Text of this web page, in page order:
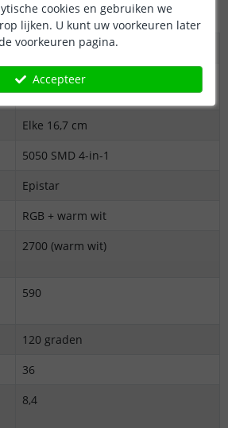
Ja
Ja
Elke 16,7 cm
5050 SMD 4-in-1
Epistar
RGB + warm wit
2700 (warm wit)
590
120 graden
36
8,4
cookies en gebruiken we
lijken. U kunt uw voorkeuren later
voorkeuren pagina.
Accepteer